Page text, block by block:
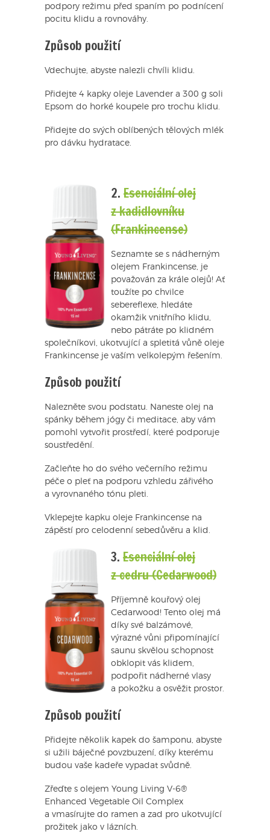
podpory režimu před spaním po podnícení
pocitu klidu a rovnováhy.
Způsob použití
Vdechujte, abyste nalezli chvíli klidu.
Přidejte 4 kapky oleje Lavender a 300 g soli
Epsom do horké koupele pro trochu klidu.
Přidejte do svých oblíbených tělových mlék
pro dávku hydratace.
2. Esenciální olej
z kadidlovníku
(Frankincense)
Seznamte se s nádherným
olejem Frankincense, je
považován za krále olejů! Ať
toužíte po chvilce
sebereflexe, hledáte
okamžik vnitřního klidu,
nebo pátráte po klidném
společníkovi, ukotvující a spletitá vůně oleje
Frankincense je vaším velkolepým řešením.
Způsob použití
Nalezněte svou podstatu. Naneste olej na
spánky během jógy či meditace, aby vám
pomohl vytvořit prostředí, které podporuje
soustředění.
Začleňte ho do svého večerního režimu
péče o pleť na podporu vzhledu zářivého
a vyrovnaného tónu pleti.
Vklepejte kapku oleje Frankincense na
zápěstí pro celodenní sebedůvěru a klid.
3. Esenciální olej
z cedru (Cedarwood)
Příjemně kouřový olej
Cedarwood! Tento olej má
díky své balzámové,
výrazné vůni připomínající
saunu skvělou schopnost
obklopit vás klidem,
podpořit nádherné vlasy
a pokožku a osvěžit prostor.
Způsob použití
Přidejte několik kapek do šamponu, abyste
si užili báječné povzbuzení, díky kterému
budou vaše kadeře vypadat svůdně.
Zřeďte s olejem Young Living V-6®
Enhanced Vegetable Oil Complex
a vmasírujte do ramen a zad pro ukotvující
prožitek jako v lázních.